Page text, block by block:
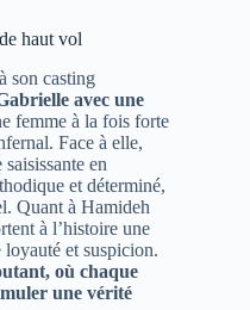
haut vol
son casting
avec une
femme à la fois forte
Face à elle,
en
et déterminé,
Quant à Hamideh
à l’histoire une
et suspicion.
où chaque
une vérité